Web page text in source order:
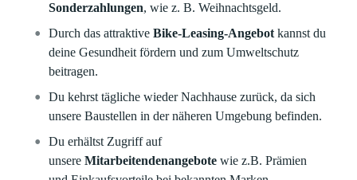
Sonderzahlungen, wie z. B. Weihnachtsgeld.
Durch das attraktiveBike-Leasing-Angebot kannst du
deine Gesundheit fördern und zum Umweltschutz
beitragen.
Du kehrst tägliche wieder Nachhause zurück, da sich
unsere Baustellen in der näheren Umgebung befinden.
Du erhältst Zugriff auf
unsereMitarbeitendenangebotewie z.B. Prämien